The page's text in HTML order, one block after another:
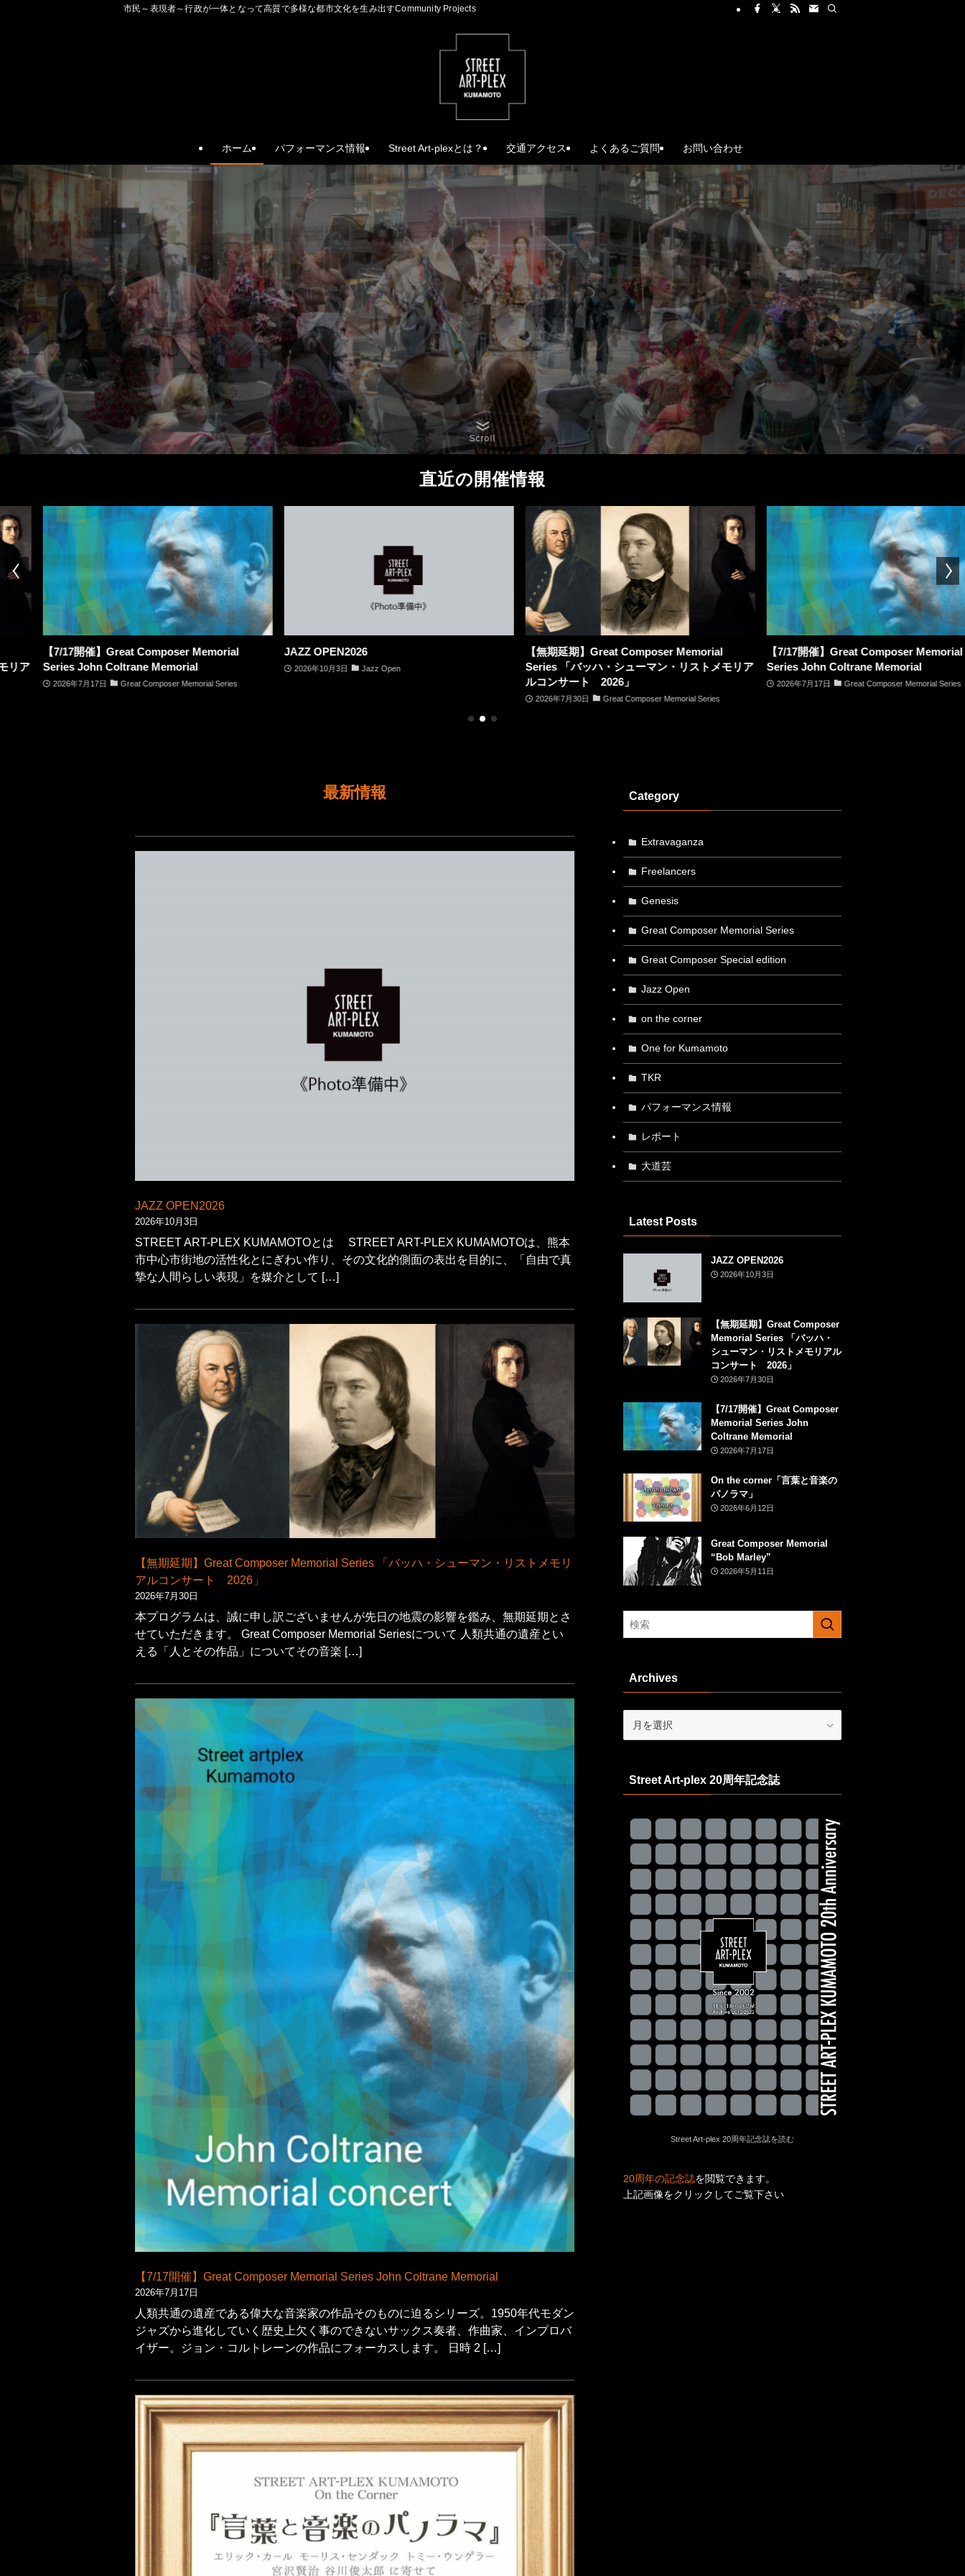
市民～表現者～行政が一体となって高質で多様な都市文化を生み出すCommunity Projects
ホーム パフォーマンス情報 Street Art-plexとは？ 交通アクセス よくあるご質問 お問い合わせ
Scroll
直近の開催情報
Memorial
Memorial Series
JAZZ OPEN2026
2026年10月3日
【無期延期】Great Composer Memorial
Series 「バッハ・シューマン・リストメモリア
Great Composer Memorial Series
【7/17開催】Great Composer Memorial
Series John Coltrane Memorial
2026年7月17日 Great Composer Memorial Series
JAZZ OPEN2026
2026年10月3日
最新情報
JAZZ OPEN2026
2026年10月3日
STREET ART-PLEX KUMAMOTOとは STREET ART-PLEX KUMAMOTOは、熊本
市中心市街地の活性化とにぎわい作り、その文化的側面の表出を目的に、「自由で真
摯な人間らしい表現」を媒介として […]
【無期延期】Great Composer Memorial Series 「バッハ・シューマン・リストメモリ
アルコンサート 2026」
2026年7月30日
本プログラムは、誠に申し訳ございませんが先日の地震の影響を鑑み、無期延期とさ
せていただきます。 Great Composer Memorial Seriesについて 人類共通の遺産とい
える「人とその作品」についてその音楽 […]
【7/17開催】Great Composer Memorial Series John Coltrane Memorial
2026年7月17日
人類共通の遺産である偉大な音楽家の作品そのものに迫るシリーズ。1950年代モダン
ジャズから進化していく歴史上欠く事のできないサックス奏者、作曲家、インプロバ
イザー。ジョン・コルトレーンの作品にフォーカスします。 日時 2 […]
Category
Extravaganza
Freelancers
Genesis
Great Composer Memorial Series
Great Composer Special edition
Jazz Open
on the corner
One for Kumamoto
TKR
パフォーマンス情報
レポート
大道芸
Latest Posts
JAZZ OPEN2026
2026年10月3日
【無期延期】Great Composer
Memorial Series 「バッハ・
シューマン・リストメモリアル
コンサート 2026」
2026年7月30日
【7/17開催】Great Composer
Memorial Series John
Coltrane Memorial
2026年7月17日
On the corner「言葉と音楽の
パノラマ」
2026年6月12日
Great Composer Memorial
“Bob Marley”
2026年5月11日
Archives
Street Art-plex 20周年記念誌
Street Art-plex 20周年記念誌を読む
20周年の記念誌を閲覧できます。
上記画像をクリックしてご覧下さい